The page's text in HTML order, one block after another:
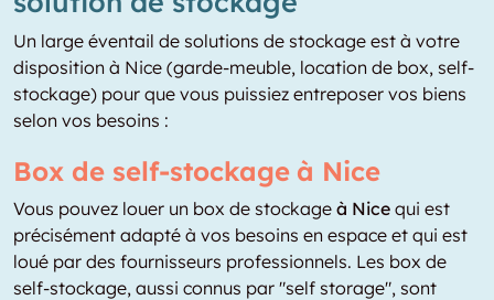
Un large éventail de solutions de stockage est à votre
disposition à Nice (garde-meuble, location de box, self-
stockage) pour que vous puissiez entreposer vos biens
selon vos besoins :
Box de self-stockage à Nice
Vous pouvez louer un box de stockage à Nice qui est
précisément adapté à vos besoins en espace et qui est
loué par des fournisseurs professionnels. Les box de
self-stockage, aussi connus par "self storage", sont